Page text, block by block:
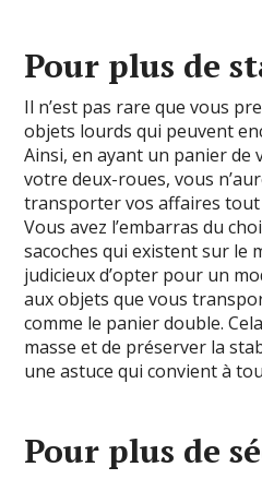
Pour plus de
Il n’est pas rare que vous
objets lourds qui peuvent
Ainsi, en ayant un panier de
votre deux-roues, vous
transporter vos affaires tout
Vous avez l’embarras du
sacoches qui existent sur le
judicieux d’opter pour un
aux objets que vous
comme le panier double.
masse et de préserver la
une astuce qui convient à
Pour plus de